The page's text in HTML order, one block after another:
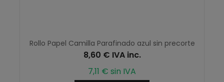
Rollo Papel Camilla Parafinado azul sin precorte
8,60 € IVA inc.
7,11 € sin IVA